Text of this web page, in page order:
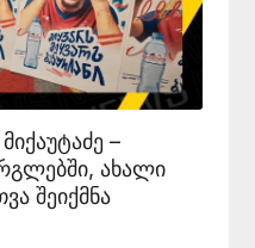
–
ახალი
შეიქმნა